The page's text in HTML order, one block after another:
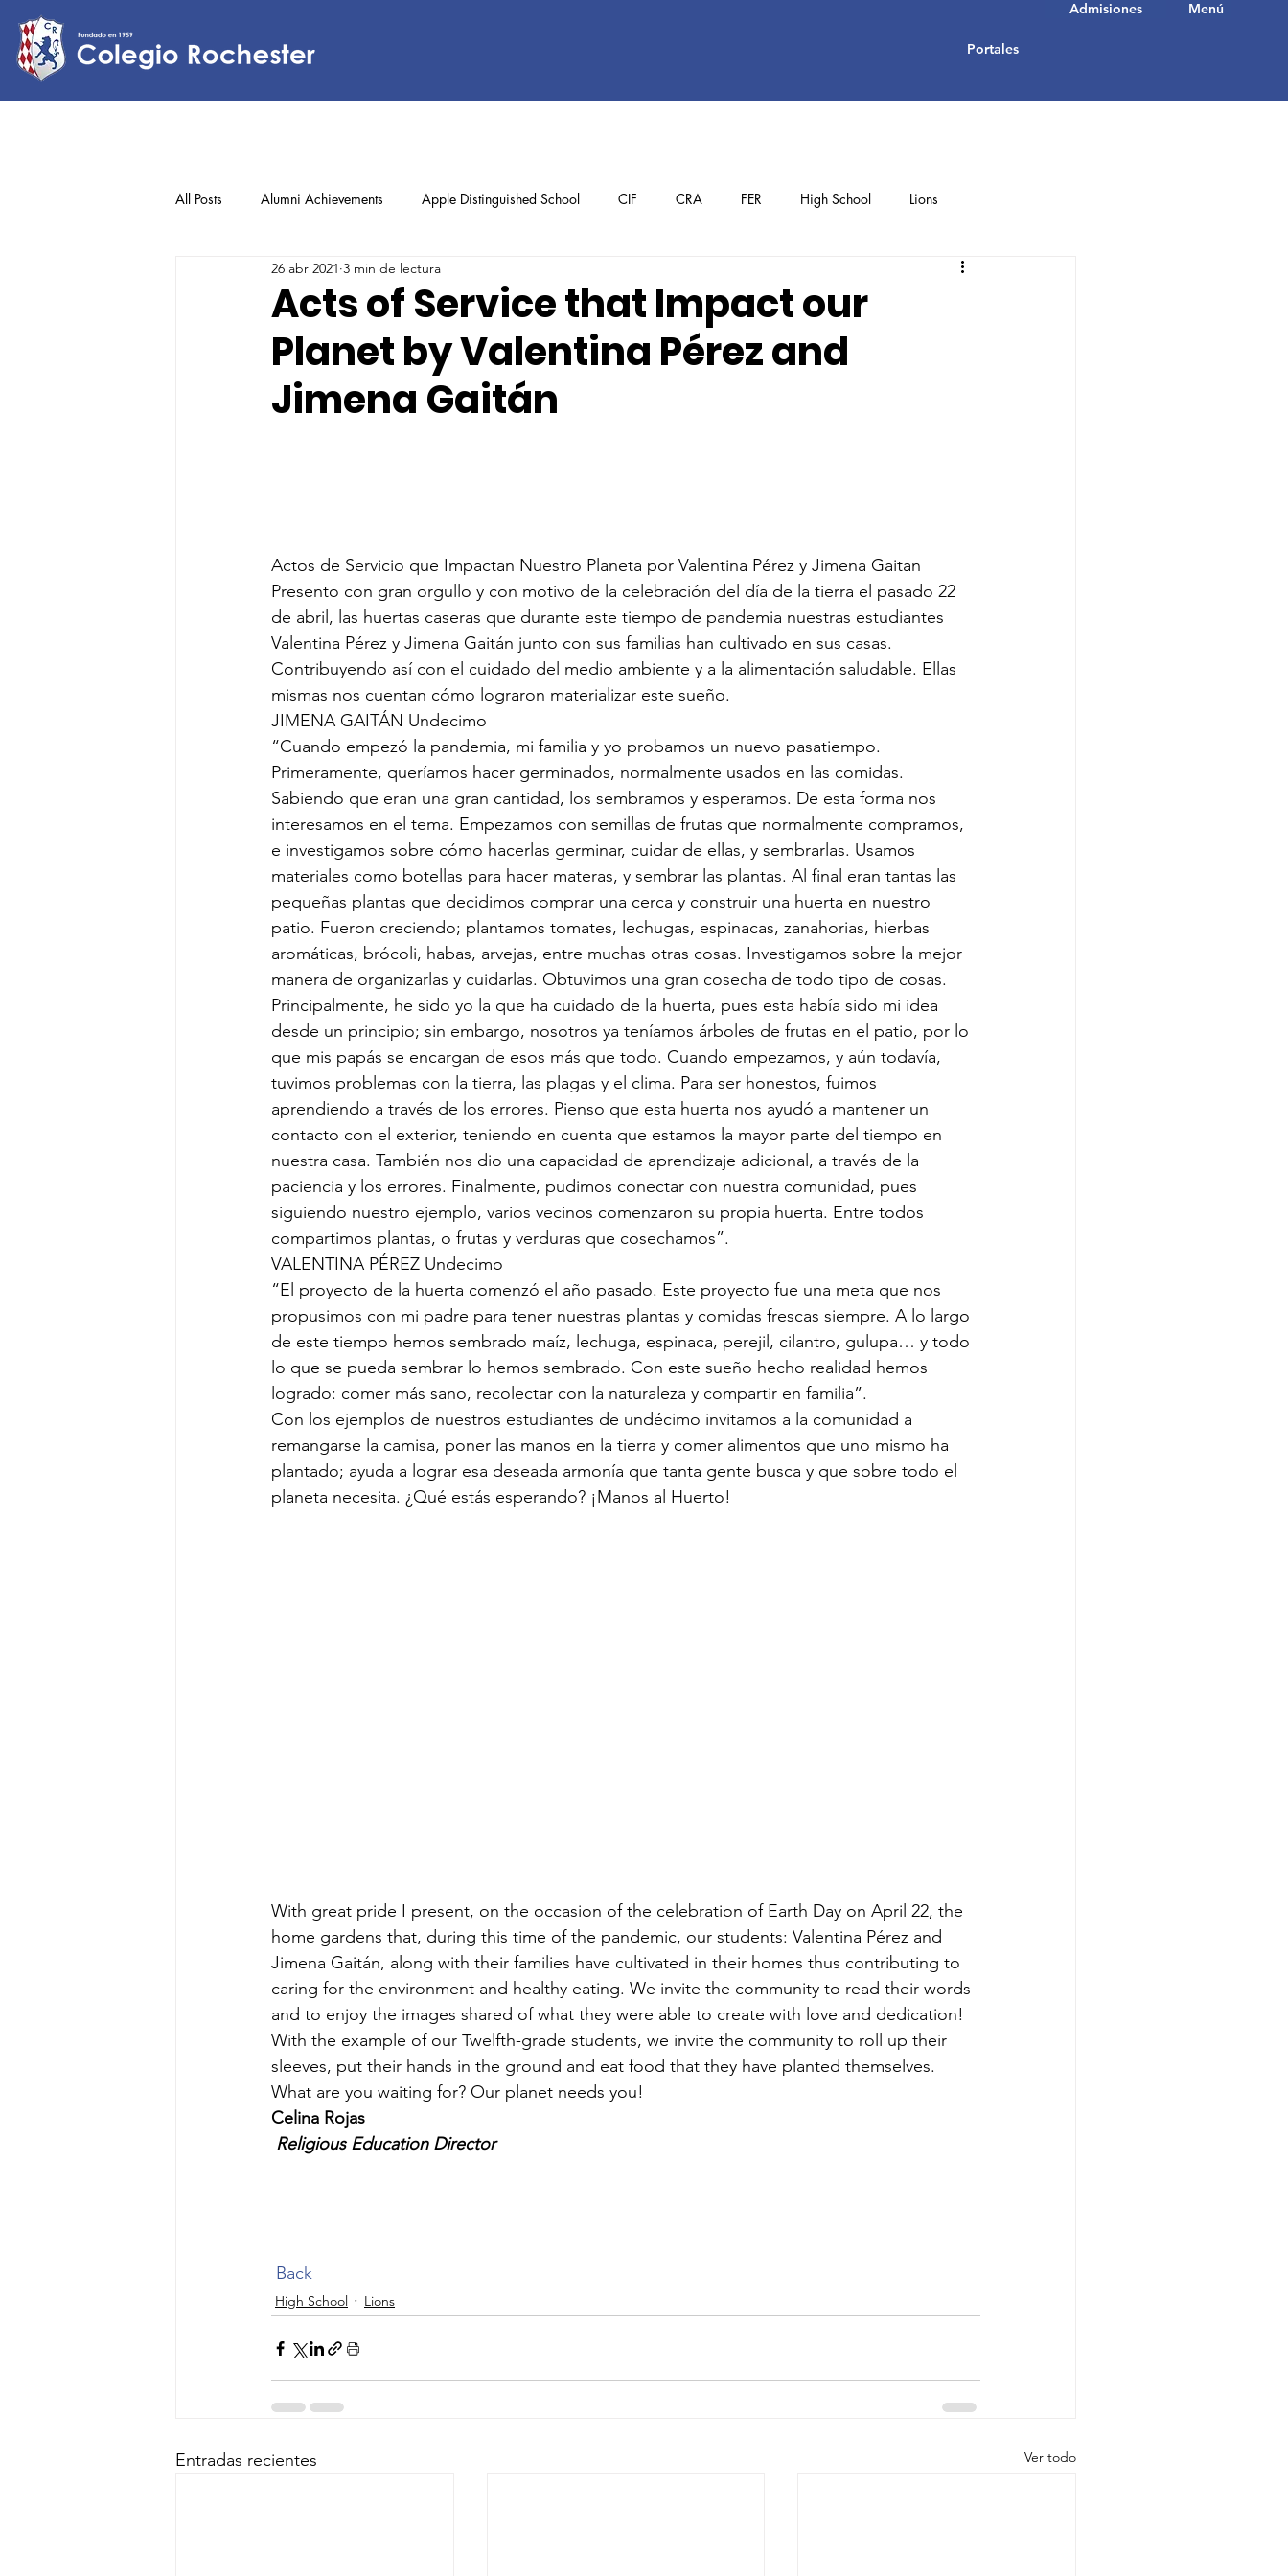
Portales
Menú
Admisiones
All Posts Alumni Achievements Apple Distinguished School CIF CRA FER High School Lions
Lower Elementary Middle School Student Achievements
Upper Elementary
Acts of Service that Impact our
Planet by Valentina Pérez and
Jimena Gaitán
26 abr 2021 3 min de lectura
Actos de Servicio que Impactan Nuestro Planeta por Valentina Pérez y Jimena Gaitan
Presento con gran orgullo y con motivo de la celebración del día de la tierra el pasado 22
de abril, las huertas caseras que durante este tiempo de pandemia nuestras estudiantes
Valentina Pérez y Jimena Gaitán junto con sus familias han cultivado en sus casas.
Contribuyendo así con el cuidado del medio ambiente y a la alimentación saludable. Ellas
mismas nos cuentan cómo lograron materializar este sueño.
JIMENA GAITÁN Undecimo
“Cuando empezó la pandemia, mi familia y yo probamos un nuevo pasatiempo.
Primeramente, queríamos hacer germinados, normalmente usados en las comidas.
Sabiendo que eran una gran cantidad, los sembramos y esperamos. De esta forma nos
interesamos en el tema. Empezamos con semillas de frutas que normalmente compramos,
e investigamos sobre cómo hacerlas germinar, cuidar de ellas, y sembrarlas. Usamos
materiales como botellas para hacer materas, y sembrar las plantas. Al final eran tantas las
pequeñas plantas que decidimos comprar una cerca y construir una huerta en nuestro
patio. Fueron creciendo; plantamos tomates, lechugas, espinacas, zanahorias, hierbas
aromáticas, brócoli, habas, arvejas, entre muchas otras cosas. Investigamos sobre la mejor
manera de organizarlas y cuidarlas. Obtuvimos una gran cosecha de todo tipo de cosas.
Principalmente, he sido yo la que ha cuidado de la huerta, pues esta había sido mi idea
desde un principio; sin embargo, nosotros ya teníamos árboles de frutas en el patio, por lo
que mis papás se encargan de esos más que todo. Cuando empezamos, y aún todavía,
tuvimos problemas con la tierra, las plagas y el clima. Para ser honestos, fuimos
aprendiendo a través de los errores. Pienso que esta huerta nos ayudó a mantener un
contacto con el exterior, teniendo en cuenta que estamos la mayor parte del tiempo en
nuestra casa. También nos dio una capacidad de aprendizaje adicional, a través de la
paciencia y los errores. Finalmente, pudimos conectar con nuestra comunidad, pues
siguiendo nuestro ejemplo, varios vecinos comenzaron su propia huerta. Entre todos
compartimos plantas, o frutas y verduras que cosechamos”.
VALENTINA PÉREZ Undecimo
“El proyecto de la huerta comenzó el año pasado. Este proyecto fue una meta que nos
propusimos con mi padre para tener nuestras plantas y comidas frescas siempre. A lo largo
de este tiempo hemos sembrado maíz, lechuga, espinaca, perejil, cilantro, gulupa… y todo
lo que se pueda sembrar lo hemos sembrado. Con este sueño hecho realidad hemos
logrado: comer más sano, recolectar con la naturaleza y compartir en familia”.
Con los ejemplos de nuestros estudiantes de undécimo invitamos a la comunidad a
remangarse la camisa, poner las manos en la tierra y comer alimentos que uno mismo ha
plantado; ayuda a lograr esa deseada armonía que tanta gente busca y que sobre todo el
planeta necesita. ¿Qué estás esperando? ¡Manos al Huerto!
With great pride I present, on the occasion of the celebration of Earth Day on April 22, the
home gardens that, during this time of the pandemic, our students: Valentina Pérez and
Jimena Gaitán, along with their families have cultivated in their homes thus contributing to
caring for the environment and healthy eating. We invite the community to read their words
and to enjoy the images shared of what they were able to create with love and dedication!
With the example of our Twelfth-grade students, we invite the community to roll up their
sleeves, put their hands in the ground and eat food that they have planted themselves.
What are you waiting for? Our planet needs you!
Celina Rojas
Religious Education Director
Back
High School Lions
Entradas recientes Ver todo